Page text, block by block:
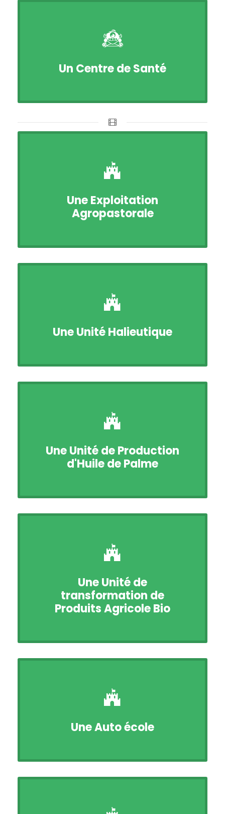
Un Centre de Santé
Une Exploitation
Agropastorale
Une Unité Halieutique
Une Unité de Production
d'Huile de Palme
Une Unité de
transformation de
Produits Agricole Bio
Une Auto école